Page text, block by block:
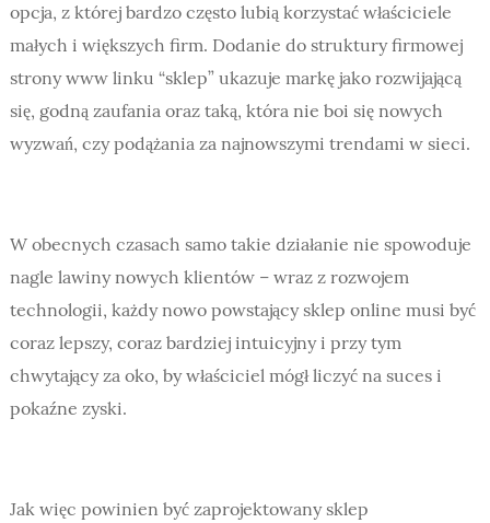
opcja, z której bardzo często lubią korzystać właściciele
małych i większych firm. Dodanie do struktury firmowej
strony www linku “sklep” ukazuje markę jako rozwijającą
się, godną zaufania oraz taką, która nie boi się nowych
wyzwań, czy podążania za najnowszymi trendami w sieci.
W obecnych czasach samo takie działanie nie spowoduje
nagle lawiny nowych klientów – wraz z rozwojem
technologii, każdy nowo powstający sklep online musi być
coraz lepszy, coraz bardziej intuicyjny i przy tym
chwytający za oko, by właściciel mógł liczyć na suces i
pokaźne zyski.
Jak więc powinien być zaprojektowany sklep